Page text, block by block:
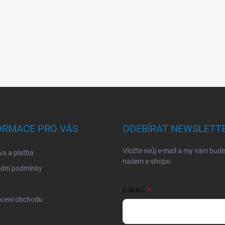
PRO VÁS
a platba
podmínky
obchodu
ODEBÍRAT
Vložte svůj e-mail a my vám
našem e-shopu.
E-MAIL